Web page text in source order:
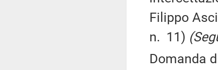
Filippo
n. 11)
Domanda